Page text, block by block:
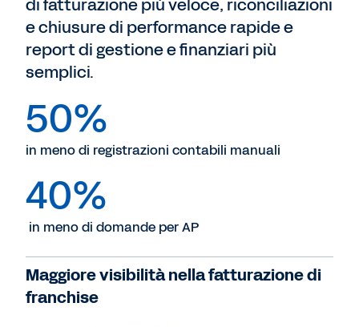
di fatturazione più veloce, riconciliazioni
e chiusure di performance rapide e
report di gestione e finanziari più
semplici.
50%
in meno di registrazioni contabili manuali
40%
in meno di domande per AP
Maggiore visibilità nella fatturazione di
franchise